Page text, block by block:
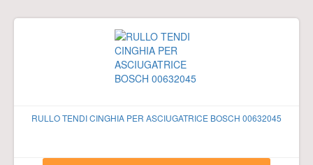
RULLO TENDI CINGHIA PER ASCIUGATRICE BOSCH 00632045